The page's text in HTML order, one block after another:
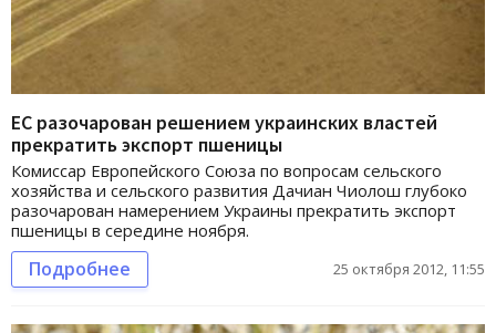
ЕС разочарован решением украинских властей
прекратить экспорт пшеницы
Комиссар Европейского Союза по вопросам сельского
хозяйства и сельского развития Дачиан Чиолош глубоко
разочарован намерением Украины прекратить экспорт
пшеницы в середине ноября.
Подробнее 25 октября 2012, 11:55